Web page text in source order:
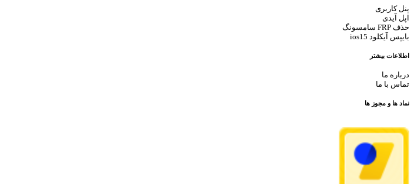
پنل کاربری
اپل آیدی
حذف FRP سامسونگ
بایپس آیکلود ios15
اطلاعات بیشتر
درباره ما
تماس با ما
نماد ها و مجوز ها